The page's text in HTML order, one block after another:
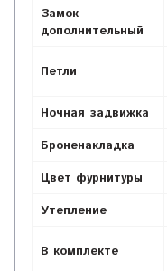
Замок
дополнительный
Петли
Ночная задвижка
Броненакладка
Цвет фурнитуры
Утепление
В комплекте